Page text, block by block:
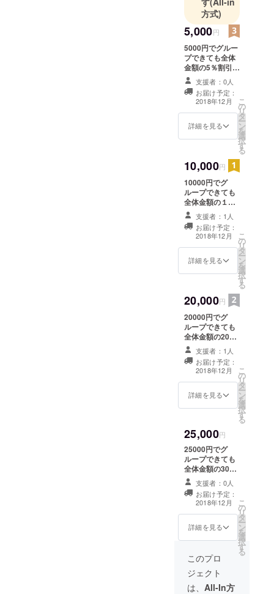
方式)
5,000円
5000円でグルー
プできても全体
金額の5％割引券
3枚、差し上げま
す。支援者：0人
お届け予定：
2018年12月
詳細を見る
こ
の
リ
タ
ー
ン
を
選
択
す
る
10,000円
10000円でグ
ループできても
全体金額の１
０％割引券3枚、
差し上げます。
支援者：1人
お届け予定：
2018年12月
詳細を見る
こ
の
リ
タ
ー
ン
を
選
択
す
る
20,000円
20000円でグ
ループできても
全体金額の20％
割引券3枚、差し
上げます。
支援者：1人
お届け予定：
2018年12月
詳細を見る
こ
の
リ
タ
ー
ン
を
選
択
す
る
25,000円
25000円でグ
ループできても
全体金額の30％
割引券3枚、差し
上げます。
支援者：0人
お届け予定：
2018年12月
詳細を見る
こ
の
リ
タ
ー
ン
を
選
択
す
る
このプロ
ジェクト
は、 All-In方